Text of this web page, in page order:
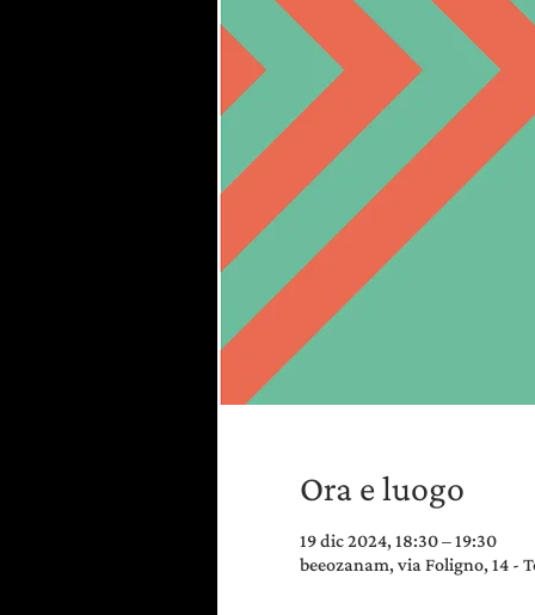
Ora e luogo
19 dic 2024, 18:30 – 19:30
beeozanam, via Foligno, 14 -